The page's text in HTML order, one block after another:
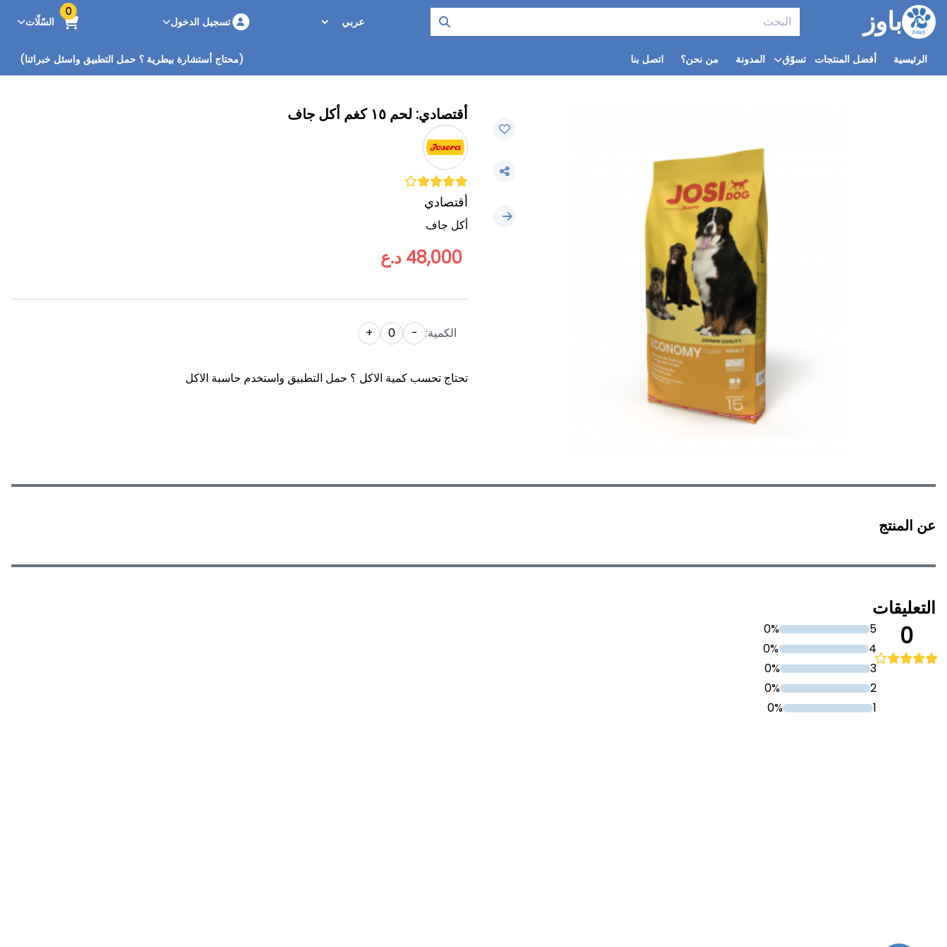
باوز تسجيل الدخول
0
السّلّات
الرئيسية أفضل المنتجات تسوّق المدونة من نحن؟ اتصل بنا (محتاج أستشارة بيطرية ؟ حمل التطبيق واسئل خبرائنا)
أقتصادي: لحم ١٥ كغم أكل جاف
أقتصادي
أكل جاف
48,000 د.ع
الكمية: -
0
+
تحتاج تحسب كمية الاكل ؟ حمل التطبيق واستخدم حاسبة الاكل
عن المنتج
التعليقات
0
5
0%
4
0%
3
0%
2
0%
1
0%